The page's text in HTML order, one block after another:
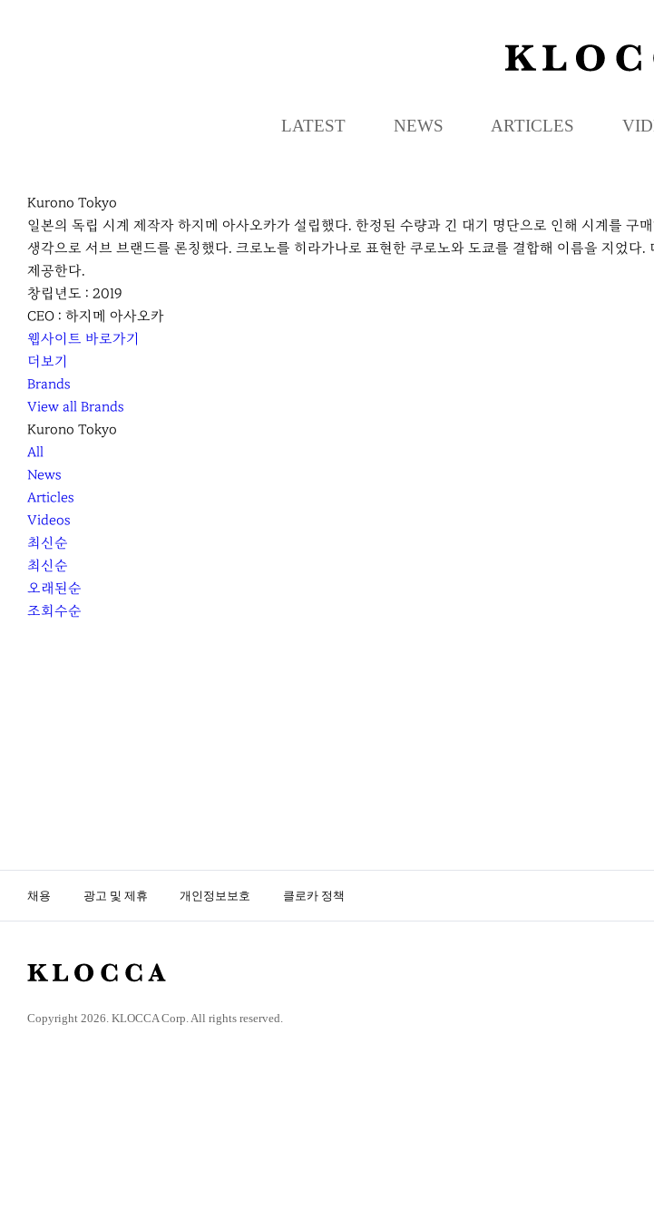
K
L
C
LATEST NEWS ARTICLES
Kurono Tokyo
일본의 독립 시계 제작자 하지메 아사오카가 설립했다. 한정된 수량과 긴 대기 명단으로 인해 시계를
생각으로 서브 브랜드를 론칭했다. 크로노를 히라가나로 표현한 쿠로노와 도쿄를 결합해 이름을 지었
제공한다.
창립년도 : 2019
CEO : 하지메 아사오카
웹사이트 바로가기
더보기
Brands
View all Brands
Kurono Tokyo
All
News
Articles
Videos
최신순
최신순
오래된순
조회수순
채용 광고 및 제휴 개인정보보호 클로카 정책
K
O
Copyright 2026. KLOCCA Corp. All rights reserved.